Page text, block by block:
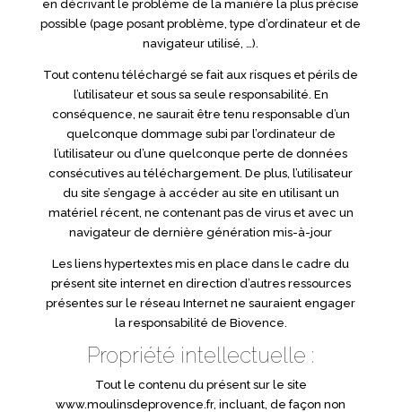
en décrivant le problème de la manière la plus précise
possible (page posant problème, type d’ordinateur et de
navigateur utilisé, …).
Tout contenu téléchargé se fait aux risques et périls de
l’utilisateur et sous sa seule responsabilité. En
conséquence, ne saurait être tenu responsable d’un
quelconque dommage subi par l’ordinateur de
l’utilisateur ou d’une quelconque perte de données
consécutives au téléchargement. De plus, l’utilisateur
du site s’engage à accéder au site en utilisant un
matériel récent, ne contenant pas de virus et avec un
navigateur de dernière génération mis-à-jour
Les liens hypertextes mis en place dans le cadre du
présent site internet en direction d’autres ressources
présentes sur le réseau Internet ne sauraient engager
la responsabilité de Biovence.
Propriété intellectuelle :
Tout le contenu du présent sur le site
www.moulinsdeprovence.fr, incluant, de façon non